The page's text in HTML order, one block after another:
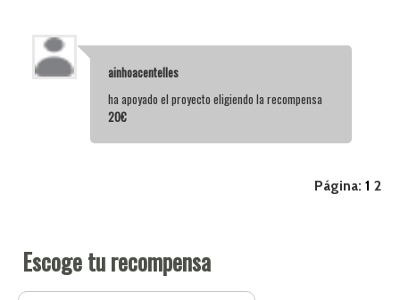
ainhoacentelles
ha apoyado el proyecto eligiendo la recompensa
20€
Página: 1 2
Escoge tu recompensa